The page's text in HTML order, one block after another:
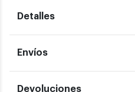
Detalles
Envíos
Devoluciones